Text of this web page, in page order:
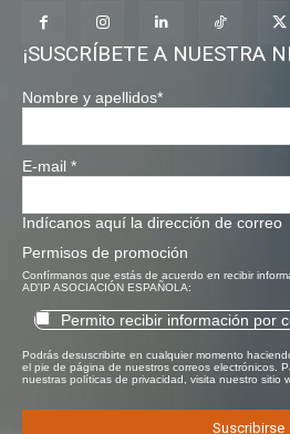
¡SUSCRÍBETE A NUESTRA
Nombre y apellidos*
E-mail *
Indícanos aquí la dirección de correo
Permisos de promoción
Confírmanos que estás de acuerdo en recibir
AD'IP ASOCIACIÓN ESPAÑOLA:
Permito recibir información por
Podrás desuscribirte en cualquier momento
el pie de página de nuestros correos electrónicos.
nuestras políticas de privacidad, visita nuestro sitio